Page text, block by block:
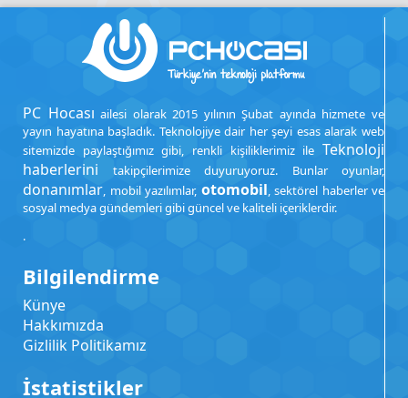
PC Hocası ailesi olarak 2015 yılının Şubat ayında hizmete ve
yayın hayatına başladık. Teknolojiye dair her şeyi esas alarak web
sitemizde paylaştığımız gibi, renkli kişiliklerimiz ile Teknoloji
haberlerini takipçilerimize duyuruyoruz. Bunlar oyunlar,
donanımlar, mobil yazılımlar, otomobil, sektörel haberler ve
sosyal medya gündemleri gibi güncel ve kaliteli içeriklerdir.
.
Bilgilendirme
Künye
Hakkımızda
Gizlilik Politikamız
İstatistikler